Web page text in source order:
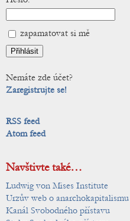
zapamatovat si mě
Nemáte zde účet?
Zaregistrujte se!
RSS feed
Atom feed
Navštivte také…
Ludwig von Mises Institute
Urzův web o anarchokapitalismu
Kanál Svobodného přístavu